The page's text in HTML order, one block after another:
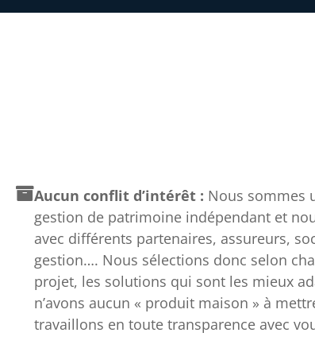
Aucun conflit d’intérêt : Nous sommes
gestion de patrimoine indépendant et
avec différents partenaires, assureurs,
gestion…. Nous sélections donc selon
projet, les solutions qui sont les mieux
n’avons aucun « produit maison » à
travaillons en toute transparence avec